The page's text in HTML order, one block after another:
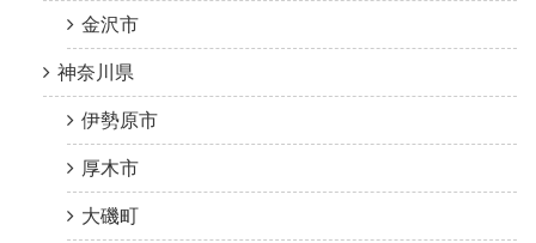
金沢市
神奈川県
伊勢原市
厚木市
大磯町